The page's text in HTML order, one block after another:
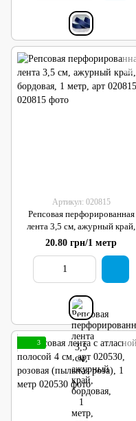
Артикул: 020815
Репсовая перфорированная
лента 3,5 см, ажурный край,
бордовая, 1 метр, арт 020815
20.80 грн/1 метр
3